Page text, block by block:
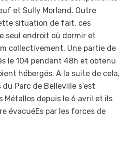
et Sully Morland. Outre
situation de fait, ces
seul endroit où dormir et
collectivement. Une partie de
le 104 pendant 48h et obtenu
hébergés. A la suite de cela,
Parc de Belleville s’est
Métallos depuis le 6 avril et ils
évacuéEs par les forces de